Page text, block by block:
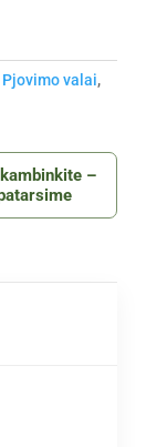
Pjovimo valai,
–